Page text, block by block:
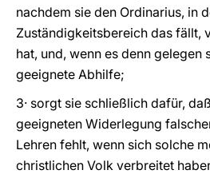
nachdem sie den Ordinarius, in
Zuständigkeitsbereich das fällt,
hat, und, wenn es denn gelegen
geeignete Abhilfe;
3· sorgt sie schließlich dafür,
geeigneten Widerlegung
Lehren fehlt, wenn sich solche
christlichen Volk verbreitet